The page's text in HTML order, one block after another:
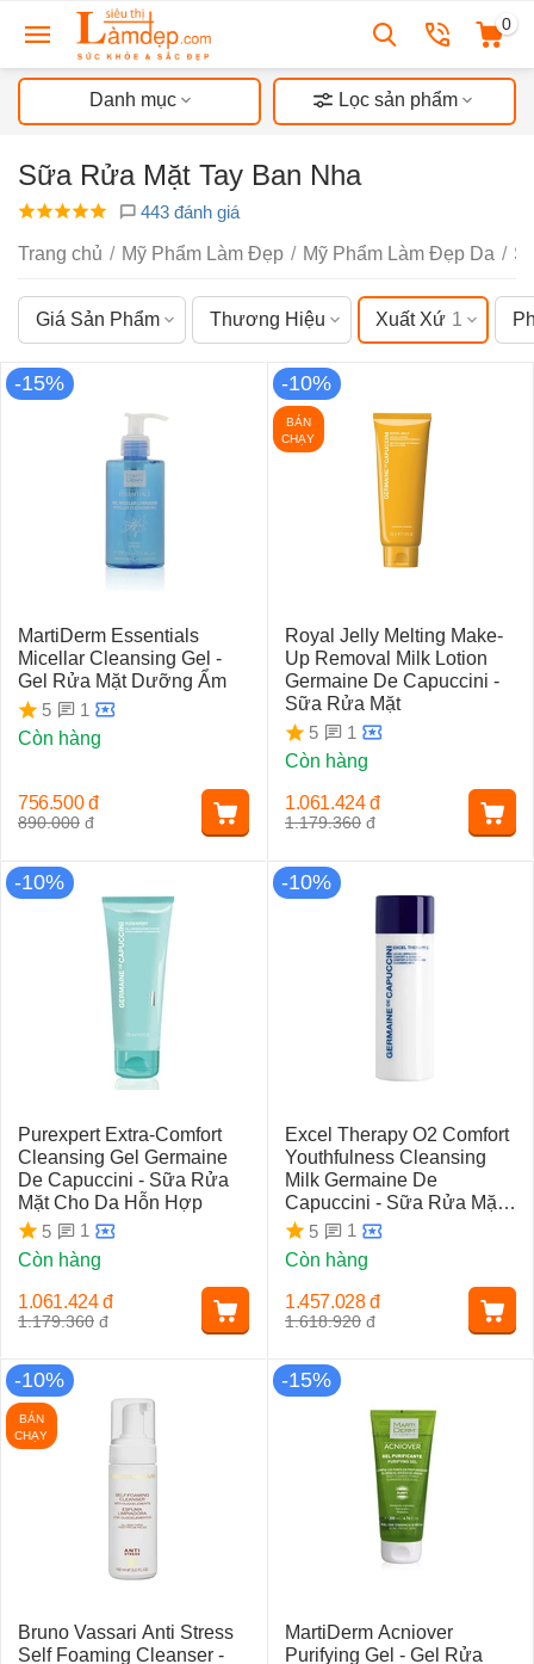
0
Danh mục Lọc sản phẩm
Sữa Rửa Mặt Tay Ban Nha
443 đánh giá
Trang chủ / Mỹ Phẩm Làm Đẹp / Mỹ Phẩm Làm Đẹp Da /
Giá Sản Phẩm Thương Hiệu Xuất Xứ 1
-15%
MartiDerm Essentials
Micellar Cleansing Gel -
Gel Rửa Mặt Dưỡng Ẩm
5
1
Còn hàng
890.000 đ
756.500 đ
-10%
BÁN
CHẠY
Royal Jelly Melting Make-
Up Removal Milk Lotion
Germaine De Capuccini -
Sữa Rửa Mặt
5
1
Còn hàng
1.179.360 đ
1.061.424 đ
-10%
Purexpert Extra-Comfort
Cleansing Gel Germaine
De Capuccini - Sữa Rửa
Mặt Cho Da Hỗn Hợp
5
1
Còn hàng
1.179.360 đ
1.061.424 đ
-10%
Excel Therapy O2 Comfort
Youthfulness Cleansing
Milk Germaine De
Capuccini - Sữa Rửa Mặt
Thanh Lọc Da
5
1
Còn hàng
1.618.920 đ
1.457.028 đ
-10%
BÁN
CHẠY
Bruno Vassari Anti Stress
Self Foaming Cleanser -
-15%
MartiDerm Acniover
Purifying Gel - Gel Rửa